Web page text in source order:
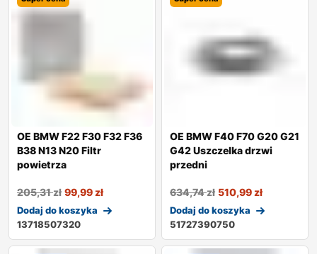
OE BMW F22 F30 F32 F36
B38 N13 N20 Filtr
powietrza
205,31zł 99,99zł
Dodaj do koszyka
13718507320
OE BMW F40 F70 G20 G21
G42 Uszczelka drzwi
przedni
634,74zł 510,99zł
Dodaj do koszyka
51727390750